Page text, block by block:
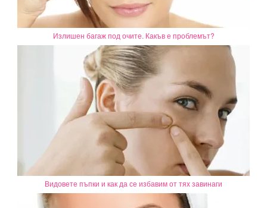
Излишен багаж под очите. Какъв е проблемът?
Видовете пъпки и как да се избавим от тях завинаги